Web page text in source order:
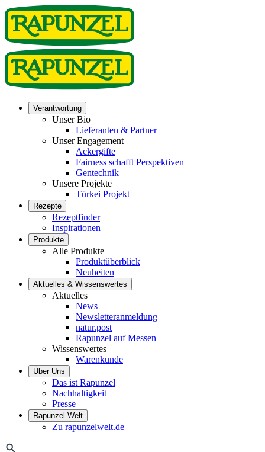
Verantwortung
Unser Bio
Lieferanten & Partner
Unser Engagement
Ackergifte
Fairness schafft Perspektiven
Gentechnik
Unsere Projekte
Türkei Projekt
Rezepte
Rezeptfinder
Inspirationen
Produkte
Alle Produkte
Produktüberblick
Neuheiten
Aktuelles & Wissenswertes
Aktuelles
News
Newsletteranmeldung
natur.post
Rapunzel auf Messen
Wissenswertes
Warenkunde
Über Uns
Das ist Rapunzel
Nachhaltigkeit
Presse
Rapunzel Welt
Zu rapunzelwelt.de